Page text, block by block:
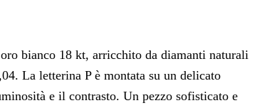
bianco 18 kt, arricchito da diamanti naturali
La letterina P è montata su un delicato
e il contrasto. Un pezzo sofisticato e